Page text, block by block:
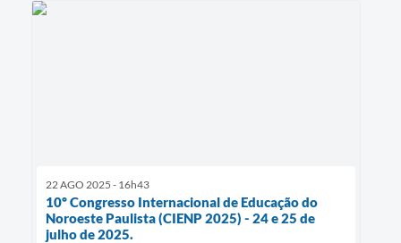
22 AGO 2025 - 16h43
10º Congresso Internacional de Educação do
Noroeste Paulista (CIENP 2025) - 24 e 25 de
julho de 2025.